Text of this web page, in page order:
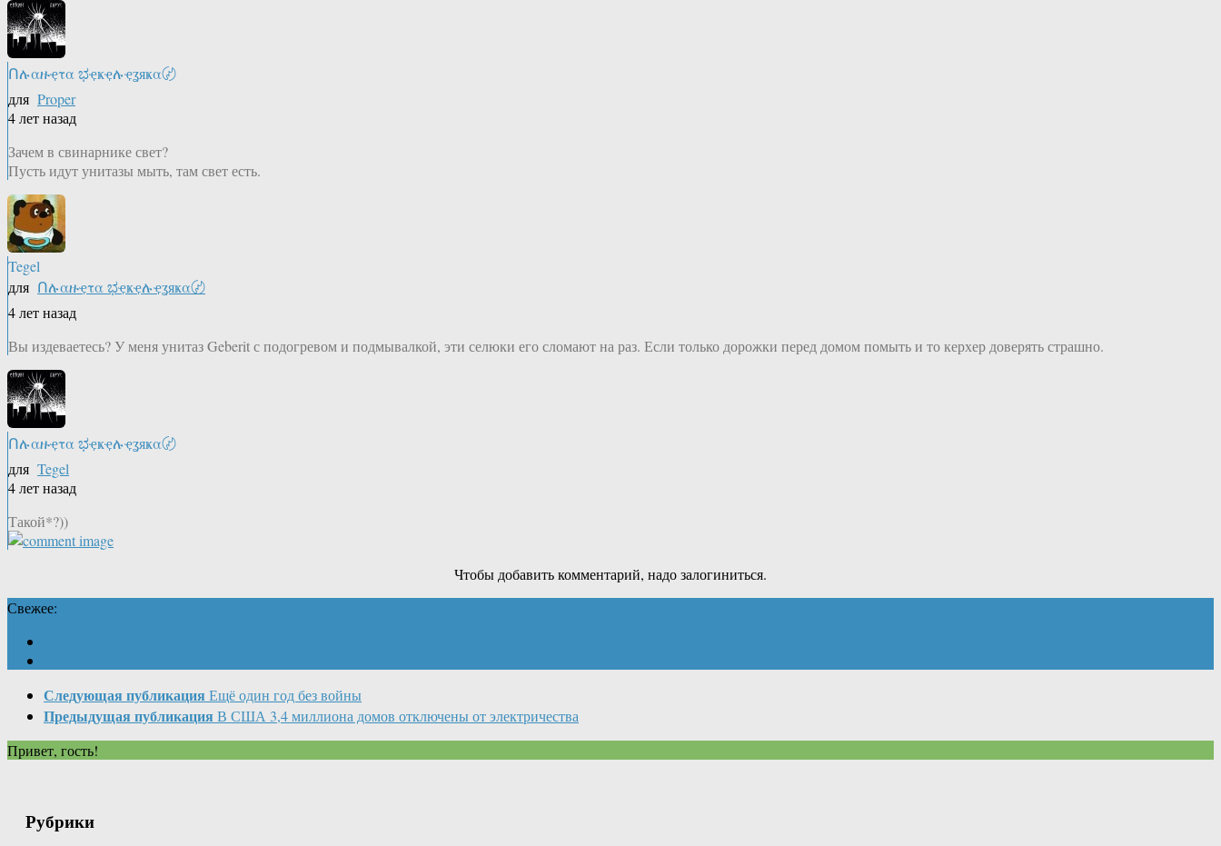
Ոሉαዙҿτα ಭҿҝҿሉҿʓяҝα〄
для Proper
4 лет назад
Зачем в свинарнике свет?
Пусть идут унитазы мыть, там свет есть.
Tegel
для Ոሉαዙҿτα ಭҿҝҿሉҿʓяҝα〄
4 лет назад
Вы издеваетесь? У меня унитаз Geberit с подогревом и подмывалкой, эти селюки его сломают на раз. Если только дорожки перед домом помыть и то керхер доверять страшно.
Ոሉαዙҿτα ಭҿҝҿሉҿʓяҝα〄
для Tegel
4 лет назад
Такой*?))
Чтобы добавить комментарий, надо залогиниться.
Свежее:
Следующая публикация Ещё один год без войны
Предыдущая публикация В США 3,4 миллиона домов отключены от электричества
Привет, гость!
Рубрики